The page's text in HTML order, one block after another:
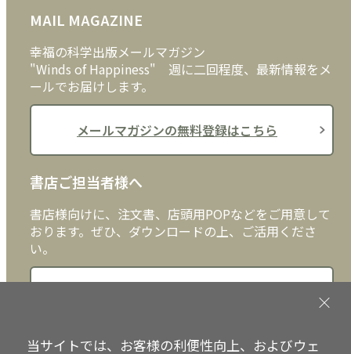
外国語
クッキーポリシー
MAIL MAGAZINE
幸福の科学出版メールマガジン
"Winds of Happiness" 週に二回程度、最新情報をメ
ールでお届けします。
メールマガジンの無料登録はこちら
書店ご担当者様へ
書店様向けに、注文書、店頭用POPなどをご用意して
おります。ぜひ、ダウンロードの上、ご活用くださ
い。
当サイトでは、お客様の利便性向上、およびウェ